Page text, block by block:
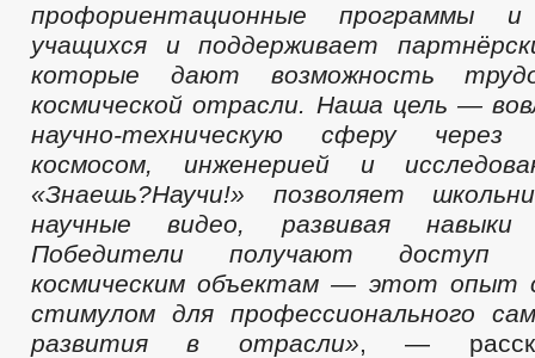
профориентационные программы
учащихся и поддерживает
которые дают возможность
космической отрасли. Наша цель —
научно-техническую сферу
космосом, инженерией и
«Знаешь?Научи!» позволяет
научные видео, развивая навыки
Победители получают доступ
космическим объектам — этот опыт
стимулом для профессионального
развития в отрасли», —